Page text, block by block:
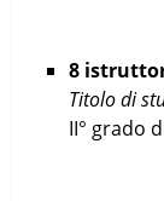
8
Titolo di
II° grado